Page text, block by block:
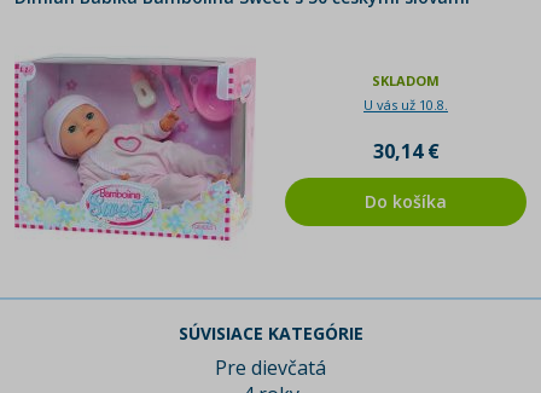
SKLADOM
U vás už 10.8.
30,14 €
Do košíka
SÚVISIACE KATEGÓRIE
Pre dievčatá